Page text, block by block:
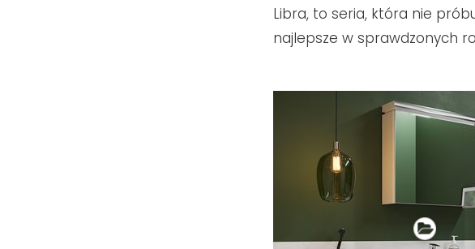
Libra, to seria, która nie
najlepsze w sprawdzonych